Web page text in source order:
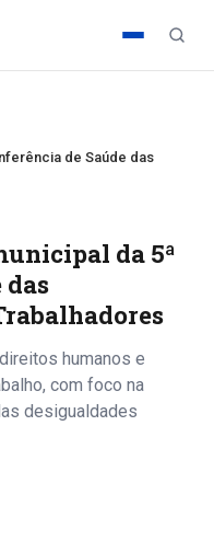
de Saúde das
da 5ª
das
humanos e
com foco na
desigualdades